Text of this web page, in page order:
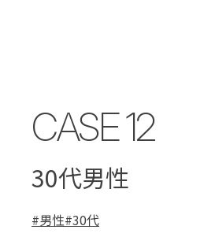
CASE12
30代男性
#男性#30代